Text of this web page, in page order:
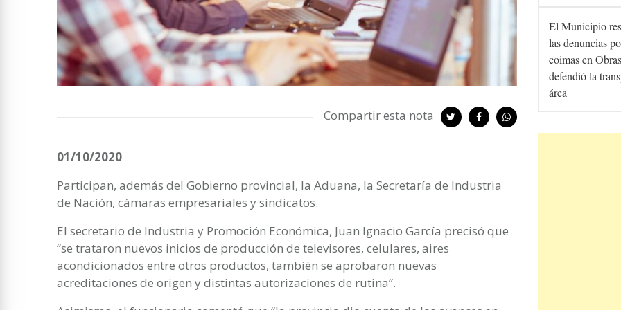
Compartir esta nota
01/10/2020
Participan, además del Gobierno provincial, la Aduana, la Secretaría de Industria
de Nación, cámaras empresariales y sindicatos.
El secretario de Industria y Promoción Económica, Juan Ignacio García precisó que
“se trataron nuevos inicios de producción de televisores, celulares, aires
acondicionados entre otros productos, también se aprobaron nuevas
acreditaciones de origen y distintas autorizaciones de rutina”.
El Municipio
las denuncias
coimas en
defendió la
área